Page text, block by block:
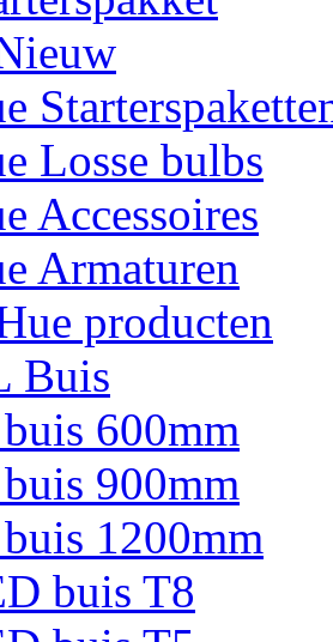
Losse bulbs
Accessoires
Armaturen
producten
Buis
600mm
900mm
1200mm
buis T8